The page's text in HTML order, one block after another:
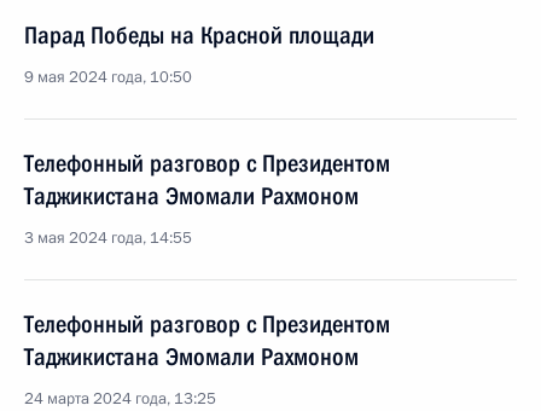
Парад Победы на Красной площади
9 мая 2024 года, 10:50
Телефонный разговор с Президентом
Таджикистана Эмомали Рахмоном
3 мая 2024 года, 14:55
Телефонный разговор с Президентом
Таджикистана Эмомали Рахмоном
24 марта 2024 года, 13:25